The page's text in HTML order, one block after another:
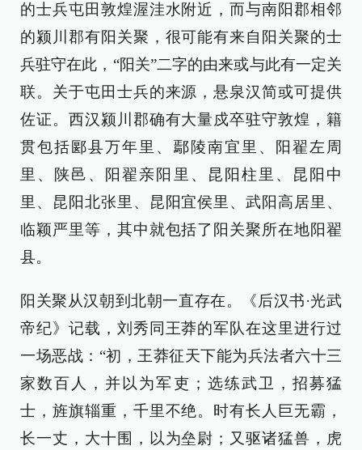
的士兵屯田敦煌渥洼水附近，而与南阳郡相邻
的颍川郡有阳关聚，很可能有来自阳关聚的士
兵驻守在此，“阳关”二字的由来或与此有一定关
联。关于屯田士兵的来源，悬泉汉简或可提供
佐证。西汉颍川郡确有大量戍卒驻守敦煌，籍
贯包括郾县万年里、鄢陵南宜里、阳翟左周
里、陕邑、阳翟亲阳里、昆阳柱里、昆阳中
里、昆阳北张里、昆阳宜侯里、武阳高居里、
临颖严里等，其中就包括了阳关聚所在地阳翟
县。
阳关聚从汉朝到北朝一直存在。《后汉书·光武
帝纪》记载，刘秀同王莽的军队在这里进行过
一场恶战：“初，王莽征天下能为兵法者六十三
家数百人，并以为军吏；选练武卫，招募猛
士，旌旗辎重，千里不绝。时有长人巨无霸，
长一丈，大十围，以为垒尉；又驱诸猛兽，虎